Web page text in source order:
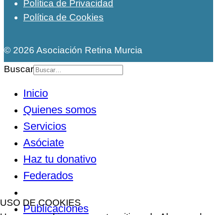
Política de Privacidad
Política de Cookies
© 2026 Asociación Retina Murcia
Buscar
Inicio
Quienes somos
Servicios
Asóciate
Haz tu donativo
Federados
Publicaciones
USO DE COOKIES